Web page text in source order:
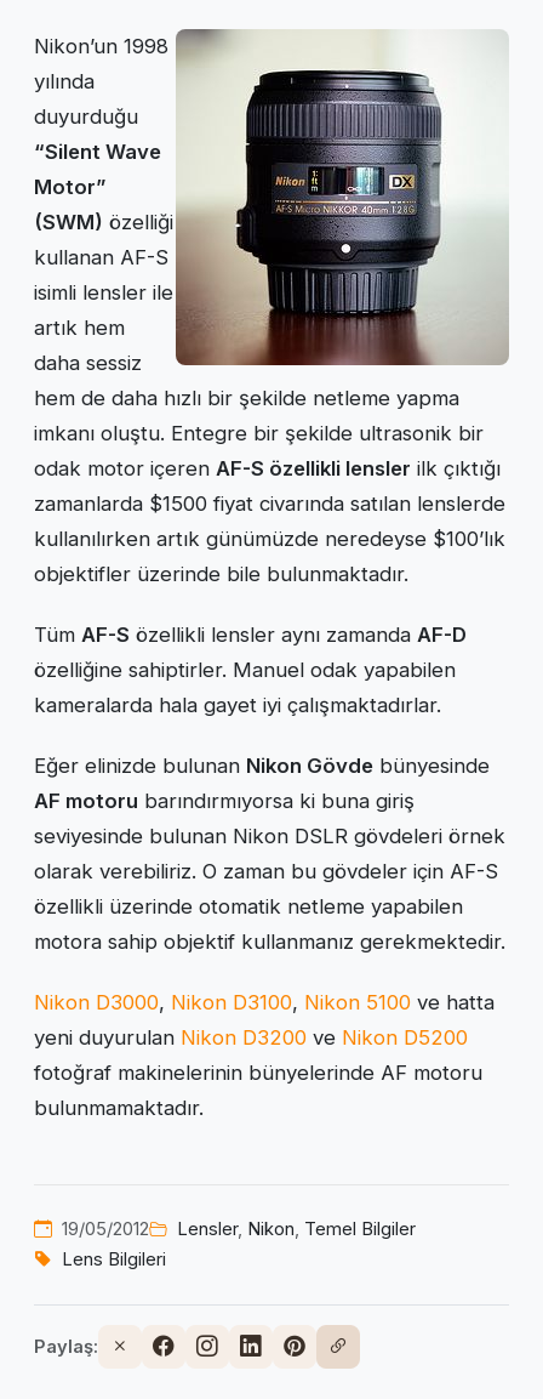
Nikon’un 1998
yılında
duyurduğu
“Silent Wave
Motor”
(SWM) özelliği
kullanan AF-S
isimli lensler ile
artık hem
daha sessiz
hem de daha hızlı bir şekilde netleme yapma
imkanı oluştu. Entegre bir şekilde ultrasonik bir
odak motor içeren AF-S özellikli lensler ilk çıktığı
zamanlarda $1500 fiyat civarında satılan lenslerde
kullanılırken artık günümüzde neredeyse $100’lık
objektifler üzerinde bile bulunmaktadır.
Tüm AF-S özellikli lensler aynı zamanda AF-D
özelliğine sahiptirler. Manuel odak yapabilen
kameralarda hala gayet iyi çalışmaktadırlar.
Eğer elinizde bulunan Nikon Gövde bünyesinde
AF motoru barındırmıyorsa ki buna giriş
seviyesinde bulunan Nikon DSLR gövdeleri örnek
olarak verebiliriz. O zaman bu gövdeler için AF-S
özellikli üzerinde otomatik netleme yapabilen
motora sahip objektif kullanmanız gerekmektedir.
Nikon D3000, Nikon D3100, Nikon 5100 ve hatta
yeni duyurulan Nikon D3200 ve Nikon D5200
fotoğraf makinelerinin bünyelerinde AF motoru
bulunmamaktadır.
19/05/2012 Lensler, Nikon, Temel Bilgiler
Lens Bilgileri
Paylaş: